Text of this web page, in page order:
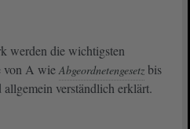
werden die wichtigsten
von A wieAbgeordnetengesetz bis
verständlich erklärt.